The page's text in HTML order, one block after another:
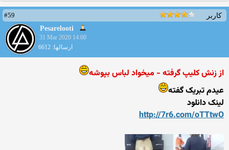
کاربر
#59
Pesarelooti
31 Mar 2020 14:00
ارسالها: 6612
از زنش کلیپ گرفته - میخواد لباس بپوشه
عیدم تبریک گفته
لینک دانلود
http://7r6.com/oTTtwO